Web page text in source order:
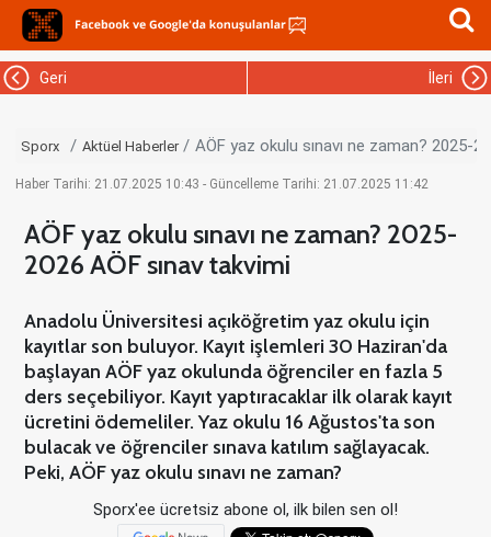
Geri İleri
Sporx Aktüel Haberler AÖF yaz okulu sınavı ne zaman? 2025-
Haber Tarihi: 21.07.2025 10:43 - Güncelleme Tarihi: 21.07.2025 11:42
AÖF yaz okulu sınavı ne zaman? 2025-
2026 AÖF sınav takvimi
Anadolu Üniversitesi açıköğretim yaz okulu için
kayıtlar son buluyor. Kayıt işlemleri 30 Haziran'da
başlayan AÖF yaz okulunda öğrenciler en fazla 5
ders seçebiliyor. Kayıt yaptıracaklar ilk olarak kayıt
ücretini ödemeliler. Yaz okulu 16 Ağustos'ta son
bulacak ve öğrenciler sınava katılım sağlayacak.
Peki, AÖF yaz okulu sınavı ne zaman?
Sporx'ee ücretsiz abone ol, ilk bilen sen ol!